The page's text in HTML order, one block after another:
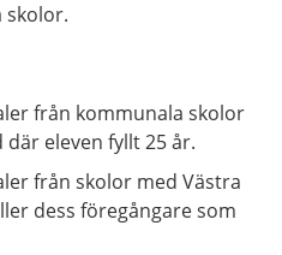
skolor.
från kommunala skolor
eleven fyllt 25 år.
från skolor med Västra
dess föregångare som